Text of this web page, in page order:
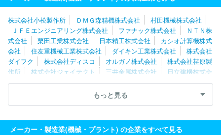
株式会社小松製作所 ＤＭＧ森精機株式会社
村田機械株式会社
ＪＦＥエンジニアリング株式会社
ファナック株式会社
ＮＴＮ株
式会社
栗田工業株式会社 日本精工株式会社
カシオ計算機株式
会社
住友重機械工業株式会社 ダイキン工業株式会社
株式会社
ダイフク
株式会社ディスコ オルガノ株式会社
株式会社荏原製
作所
株式会社ジェイテクト 三井金属株式会社
日立建機株式会
社
住友金属鉱山株式会社 川崎重工業株式会社
ＴＨＫ株式会
グローリー株式会社
社マキタ
もっと見る
メーカー・製造業(機械・プラント) の企業をすべて見る